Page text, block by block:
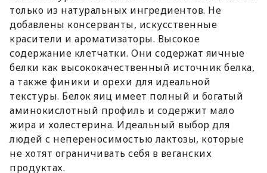
только из натуральных ингредиентов. Не
добавлены консерванты, искусственные
красители и ароматизаторы. Высокое
содержание клетчатки. Они содержат яичные
белки как высококачественный источник белка,
а также финики и орехи для идеальной
текстуры. Белок яиц имеет полный и богатый
аминокислотный профиль и содержит мало
жира и холестерина. Идеальный выбор для
людей с непереносимостью лактозы, которые
не хотят ограничивать себя в веганских
продуктах.